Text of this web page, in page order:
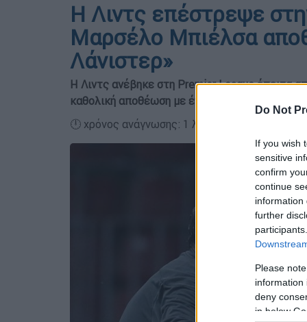
Do Not
If you wish
sensitive
confirm
continue
information
further
Please
information
deny
in below
Η Λιντς επέστρεψε
Μαρσέλο Μπιέλσα
Λάνιστερ»
Η Λιντς ανέβηκε στη Premier League έπειτα
καθολική αποθέωση με ένα απίθανο βίντεο από
🕛 χρόνος ανάγνωσης: 1 λεπτό ┋